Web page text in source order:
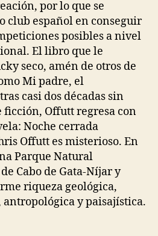
por lo que se
club español en conseguir
posibles a nivel
El libro que le
seco, amén de otros de
Mi padre, el
casi dos décadas sin
Offutt regresa con
Noche cerrada
Offutt es misterioso. En
Parque Natural
Cabo de Gata-Níjar y
riqueza geológica,
y paisajística.